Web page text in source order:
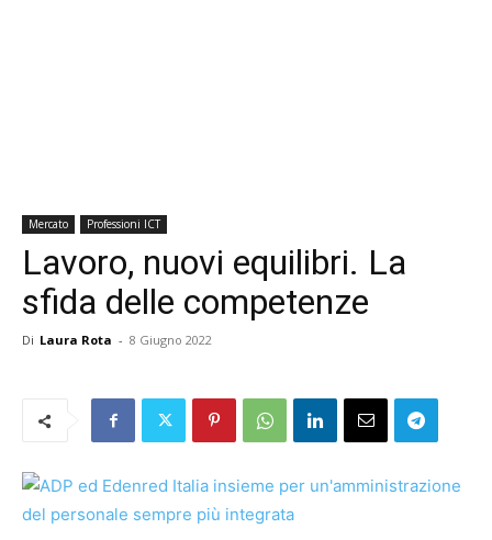
Mercato Professioni ICT
Lavoro, nuovi equilibri. La
sfida delle competenze
Di Laura Rota - 8 Giugno 2022